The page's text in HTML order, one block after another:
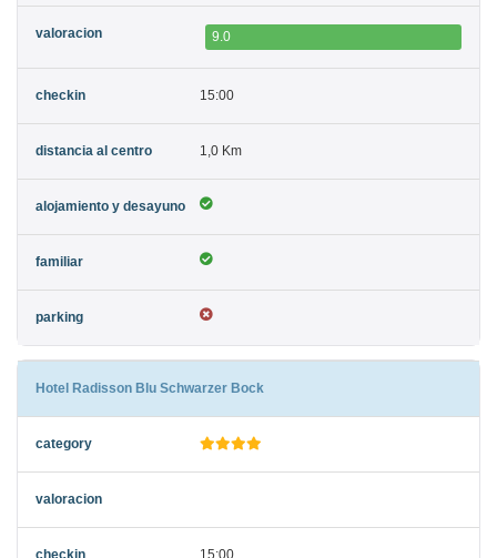
9.0
15:00
1,0 Km
Hotel Radisson Blu Schwarzer Bock
15:00